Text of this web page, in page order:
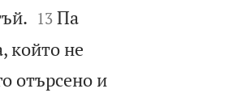

13 Па
който не
отърсено и